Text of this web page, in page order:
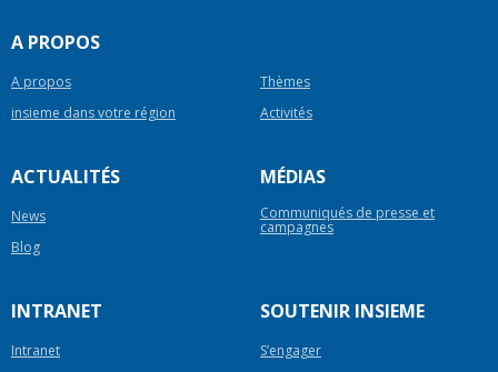
A PROPOS
A propos
Thèmes
insieme dans votre région
Activités
ACTUALITÉS
News
Blog
MÉDIAS
Communiqués de presse et
campagnes
INTRANET
Intranet
SOUTENIR INSIEME
S’engager